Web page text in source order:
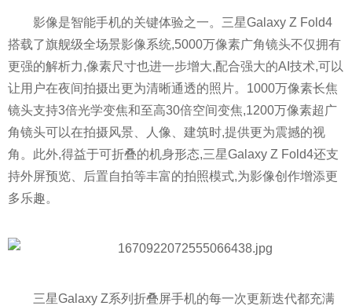
影像是智能手机的关键体验之一。三星Galaxy Z Fold4
搭载了旗舰级全场景影像系统,5000万像素广角镜头不仅拥有
更强的解析力,像素尺寸也进一步增大,配合强大的AI技术,可以
让用户在夜间拍摄出更为清晰通透的照片。1000万像素长焦
镜头支持3倍光学变焦和至高30倍空间变焦,1200万像素超广
角镜头可以在拍摄风景、人像、建筑时,提供更为震撼的视
角。此外,得益于可折叠的机身形态,三星Galaxy Z Fold4还支
持外屏预览、后置自拍等丰富的拍照模式,为影像创作增添更
多乐趣。
三星Galaxy Z系列折叠屏手机的每一次更新迭代都充满